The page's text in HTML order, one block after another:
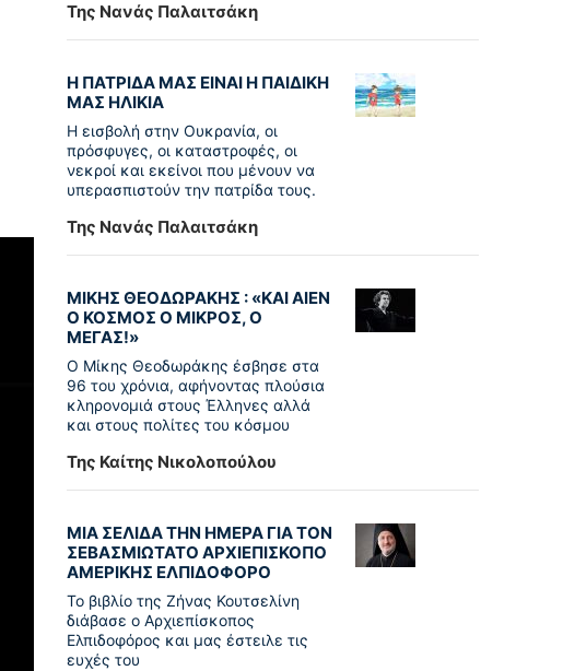
Της Νανάς Παλαιτσάκη
Η ΠΑΤΡΙΔΑ ΜΑΣ ΕΙΝΑΙ Η ΠΑΙΔΙΚΗ
ΜΑΣ ΗΛΙΚΙΑ
Η εισβολή στην Ουκρανία, οι
πρόσφυγες, οι καταστροφές, οι
νεκροί και εκείνοι που μένουν να
υπερασπιστούν την πατρίδα τους.
Της Νανάς Παλαιτσάκη
ΜΙΚΗΣ ΘΕΟΔΩΡΑΚΗΣ : «KAI ΑΙΕΝ
Ο ΚΟΣΜΟΣ Ο ΜΙΚΡΟΣ, Ο
ΜΕΓΑΣ!»
Ο Μίκης Θεοδωράκης έσβησε στα
96 του χρόνια, αφήνοντας πλούσια
κληρονομιά στους Έλληνες αλλά
και στους πολίτες του κόσμου
Της Καίτης Νικολοπούλου
ΜΙΑ ΣΕΛΙΔΑ ΤΗΝ ΗΜΕΡΑ ΓΙΑ ΤΟΝ
ΣΕΒΑΣΜΙΩΤΑΤΟ ΑΡΧΙΕΠΙΣΚΟΠΟ
ΑΜΕΡΙΚΗΣ ΕΛΠΙΔΟΦΟΡΟ
Το βιβλίο της Ζήνας Κουτσελίνη
διάβασε ο Αρχιεπίσκοπος
Ελπιδοφόρος και μας έστειλε τις
ευχές του